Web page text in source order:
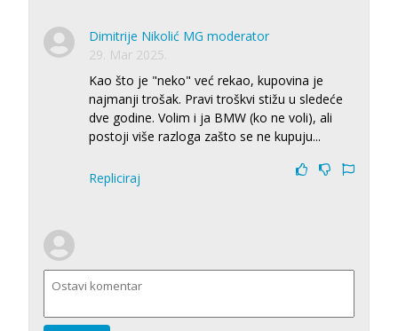
Dimitrije Nikolić MG moderator
29. Mar 2025.
Kao što je "neko" već rekao, kupovina je
najmanji trošak. Pravi troškvi stižu u sledeće
dve godine. Volim i ja BMW (ko ne voli), ali
postoji više razloga zašto se ne kupuju...
Repliciraj